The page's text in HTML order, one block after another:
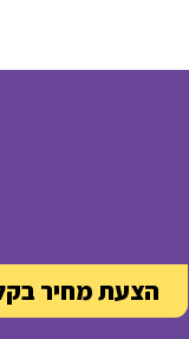
הצעת מחיר